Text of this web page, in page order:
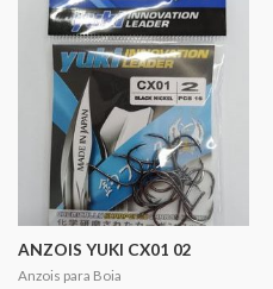
ANZOIS YUKI CX01 02
Anzois para Boia